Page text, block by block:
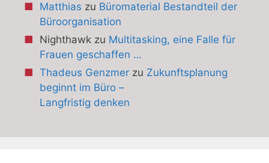
Matthias zu Büromaterial Bestandteil der
Büroorganisation
Nighthawkzu Multitasking, eine Falle für
Frauen geschaffen …
Thadeus Genzmerzu Zukunftsplanung
beginnt im Büro –
Langfristig denken